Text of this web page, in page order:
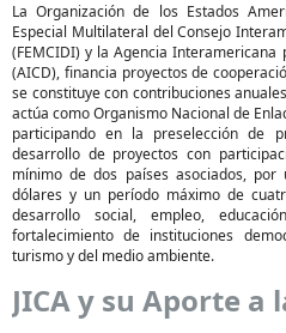
La Organización de los Estados
Especial Multilateral del Consejo
(FEMCIDI) y la Agencia
(AICD), financia proyectos de
se constituye con contribuciones
actúa como Organismo Nacional de
participando en la preselección de
desarrollo de proyectos con
mínimo de dos países asociados,
dólares y un período máximo de
desarrollo social, empleo,
fortalecimiento de instituciones
turismo y del medio ambiente.
JICA y su Aporte a